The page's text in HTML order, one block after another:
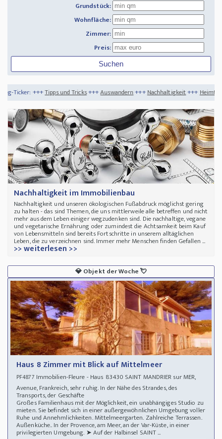
Grundstück:
Wohnfläche:
Zimmer:
Preis:
und Tricks+++Auswandern+++Nachhaltigkeit+++Heimtextilien - nachhaltig
Nachhaltigkeit im Immobilienbau
Nachhaltigkeit und unseren ökologischen Fußabdruck möglichst gering
zu halten - das sind Themen, die uns mittlerweile alle betreffen und nicht
mehr aus dem Leben einiger wegzudenken sind. Die nachhaltige, vegane
und vegetarische Ernährung oder zumindest die Achtsamkeit beim Kauf
von Lebensmitteln sind bereits Fortschritte in unserem alltäglichen
Leben, die zu verzeichnen sind. Immer mehr Menschen finden Gefallen ...
>> weiterlesen >>
💎Objekt der Woche💘
Haus 8 Zimmer mit Blick auf Mittelmeer
PF4877 Immobilien-Fleure - Haus 83430 SAINT MANDRIER sur MER,
Avenue, Frankreich, sehr ruhig. In der Nähe des Strandes, des
Transports, der Geschäfte
Großes Familienhaus mit der Möglichkeit, ein unabhängiges Studio zu
mieten. Sie befindet sich in einer außergewöhnlichen Umgebung voller
Ruhe und Annehmlichkeiten. Mittelmeergarten. Zahlreiche Terrassen.
Außenküche.. In der Provence, am Meer, an der Var-Küste, in einer
privilegierten Umgebung. ➤ Auf der Halbinsel SAINT ...